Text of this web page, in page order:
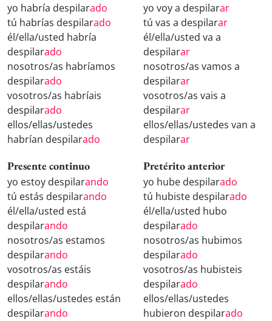
yo habría despilarado
tú habrías despilarado
él/ella/usted habría
despilarado
nosotros/as habríamos
despilarado
vosotros/as habríais
despilarado
ellos/ellas/ustedes
habrían despilarado
yo voy a despilarar
tú vas a despilarar
él/ella/usted va a
despilarar
nosotros/as vamos a
despilarar
vosotros/as vais a
despilarar
ellos/ellas/ustedes van a
despilarar
Presente continuo
yo estoy despilarando
tú estás despilarando
él/ella/usted está
despilarando
nosotros/as estamos
despilarando
vosotros/as estáis
despilarando
ellos/ellas/ustedes están
despilarando
Pretérito anterior
yo hube despilarado
tú hubiste despilarado
él/ella/usted hubo
despilarado
nosotros/as hubimos
despilarado
vosotros/as hubisteis
despilarado
ellos/ellas/ustedes
hubieron despilarado